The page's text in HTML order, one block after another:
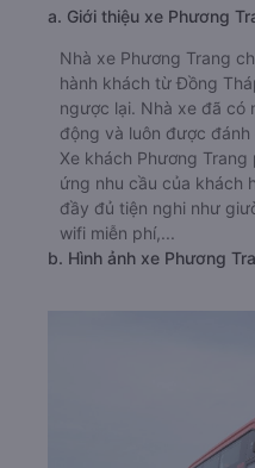
a. Giới thiệu xe Phương
Nhà xe Phương Trang
hành khách từ Đồng
ngược lại. Nhà xe đã có
động và luôn được
Xe khách Phương
ứng nhu cầu của khách
đầy đủ tiện nghi như
wifi miễn phí,...
b. Hình ảnh xe Phương